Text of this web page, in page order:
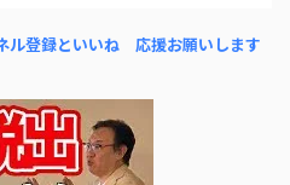
ル登録といいね 応援お願いします